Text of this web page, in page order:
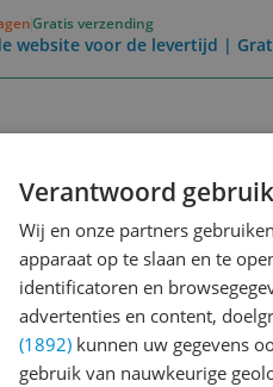
Gratis verzending
website voor de levertijd |
kenmerken
8003558193042
Verantwoord
Wij en onze partners
apparaat op te slaan en te
identificatoren en
advertenties en content,
(1892) kunnen uw gegevens
gebruik van nauwkeurige